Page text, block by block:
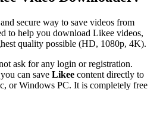
secure way to save videos from
to help you download Likee videos,
quality possible (HD, 1080p, 4K).
ask for any login or registration.
can save Likee content directly to
or Windows PC. It is completely free